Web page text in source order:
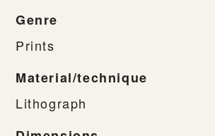
Genre
Prints
Material/technique
Lithograph